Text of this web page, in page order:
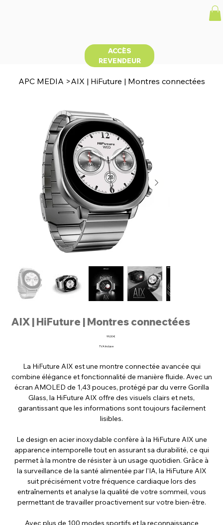
ACCÈS
REVENDEUR
APC MEDIA >AIX | HiFuture | Montres connectées
AIX | HiFuture | Montres connectées
Prix
99,00 €
TVA Incluse
La HiFuture AIX est une montre connectée avancée qui
combine élégance et fonctionnalité de manière fluide. Avec un
écran AMOLED de 1,43 pouces, protégé par du verre Gorilla
Glass, la HiFuture AIX offre des visuels clairs et nets,
garantissant que les informations sont toujours facilement
lisibles.
Le design en acier inoxydable confère à la HiFuture AIX une
apparence intemporelle tout en assurant sa durabilité, ce qui
permet à la montre de résister à un usage quotidien. Grâce à
la surveillance de la santé alimentée par l'IA, la HiFuture AIX
suit précisément votre fréquence cardiaque lors des
entraînements et analyse la qualité de votre sommeil, vous
permettant de travailler proactivement sur votre bien-être.
Avec plus de 100 modes sportifs et la reconnaissance